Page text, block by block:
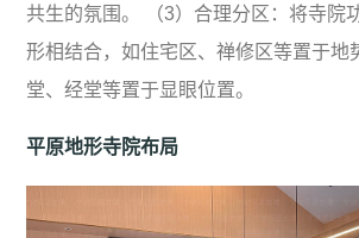
共生的氛围。 （3）合理分区：将寺院
形相结合，如住宅区、禅修区等置于地
堂、经堂等置于显眼位置。
平原地形寺院布局